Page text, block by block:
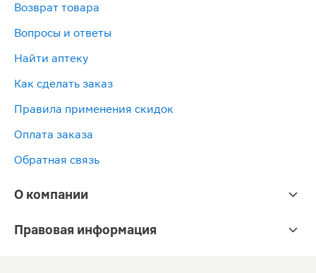
Возврат товара
Вопросы и ответы
Найти аптеку
Как сделать заказ
Правила применения скидок
Оплата заказа
Обратная связь
О компании
Правовая информация